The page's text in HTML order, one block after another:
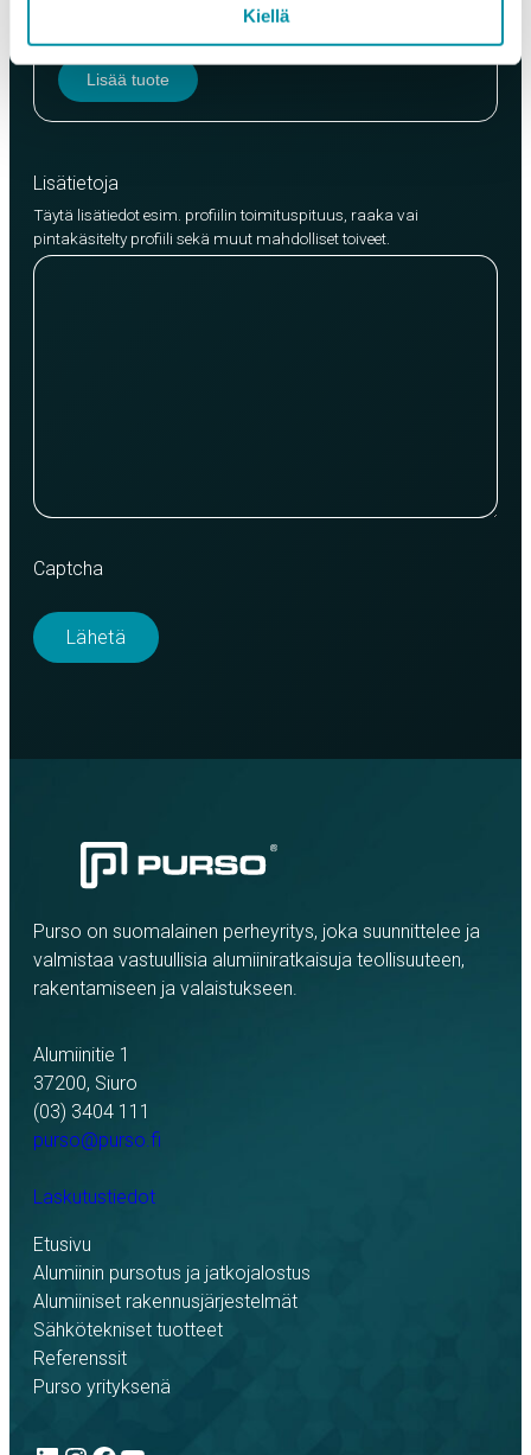
Kiellä
EN AW-6082 (min. 500kg)
Lisää tuote
Lisätietoja
Täytä lisätiedot esim. profiilin toimituspituus, raaka vai
pintakäsitelty profiili sekä muut mahdolliset toiveet.
Captcha
Purso on suomalainen perheyritys, joka suunnittelee ja
valmistaa vastuullisia alumiiniratkaisuja teollisuuteen,
rakentamiseen ja valaistukseen.
Alumiinitie 1
37200, Siuro
(03) 3404 111
purso@purso.fi
Laskutustiedot
Etusivu
Alumiinin pursotus ja jatkojalostus
Alumiiniset rakennusjärjestelmät
Sähkötekniset tuotteet
Referenssit
Purso yrityksenä